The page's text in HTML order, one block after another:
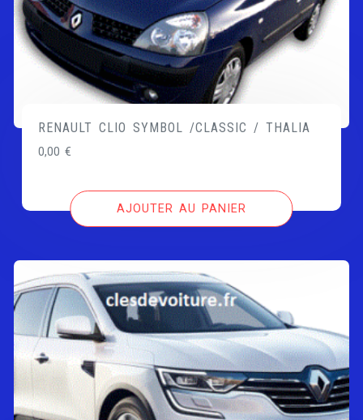
RENAULT CLIO SYMBOL /CLASSIC / THALIA
0,00€
AJOUTER AU PANIER